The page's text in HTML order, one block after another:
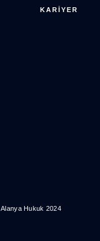
KARİYER
Alanya Hukuk 2024